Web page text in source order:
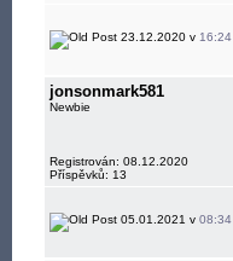
23.12.2020 v 16:24
jonsonmark581
Newbie
Registrován: 08.12.2020
Příspěvků: 13
05.01.2021 v 08:34